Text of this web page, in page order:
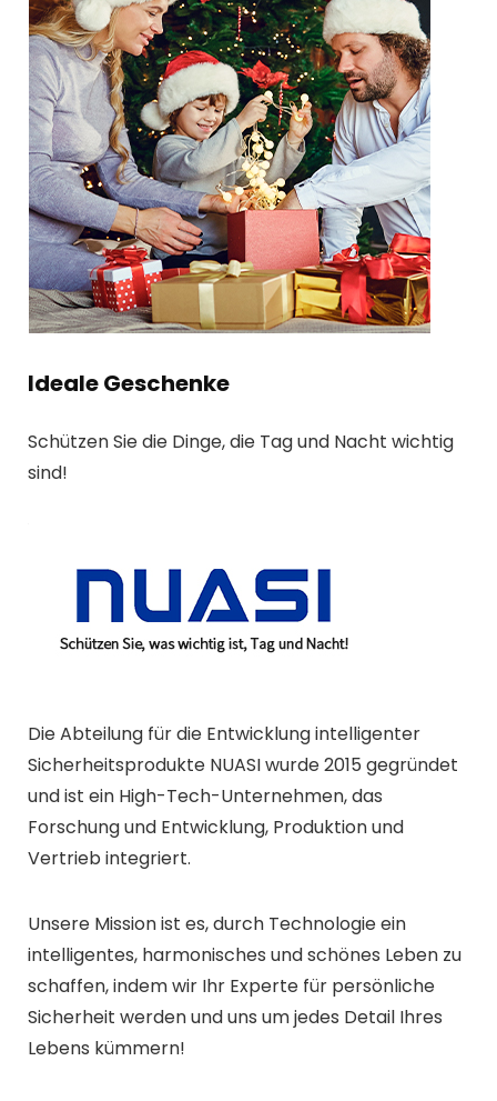
Ideale Geschenke
Schützen Sie die Dinge, die Tag und Nacht wichtig
sind!
Die Abteilung für die Entwicklung intelligenter
Sicherheitsprodukte NUASI wurde 2015 gegründet
und ist ein High-Tech-Unternehmen, das
Forschung und Entwicklung, Produktion und
Vertrieb integriert.
Unsere Mission ist es, durch Technologie ein
intelligentes, harmonisches und schönes Leben zu
schaffen, indem wir Ihr Experte für persönliche
Sicherheit werden und uns um jedes Detail Ihres
Lebens kümmern!